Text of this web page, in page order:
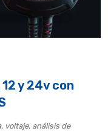
y 24v con
voltaje, análisis de